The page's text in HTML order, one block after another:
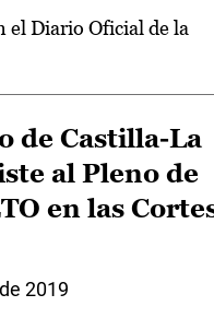
el Diario Oficial de la
de Castilla-La
al Pleno de
en las
2019